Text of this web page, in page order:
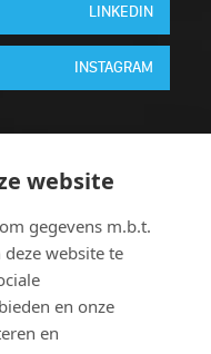
LINKEDIN
INSTAGRAM
website
gegevens m.b.t.
website te
en onze
en